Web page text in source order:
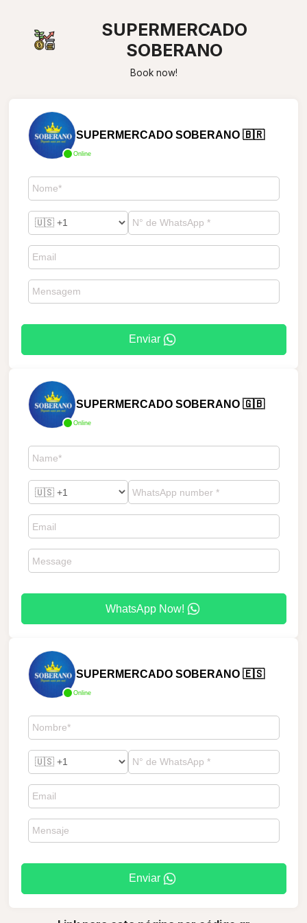
SUPERMERCADO
SOBERANO
Book now!
Online
SUPERMERCADO SOBERANO 🇧🇷
Enviar
Online
SUPERMERCADO SOBERANO 🇬🇧
WhatsApp Now!
Online
SUPERMERCADO SOBERANO 🇪🇸
Enviar